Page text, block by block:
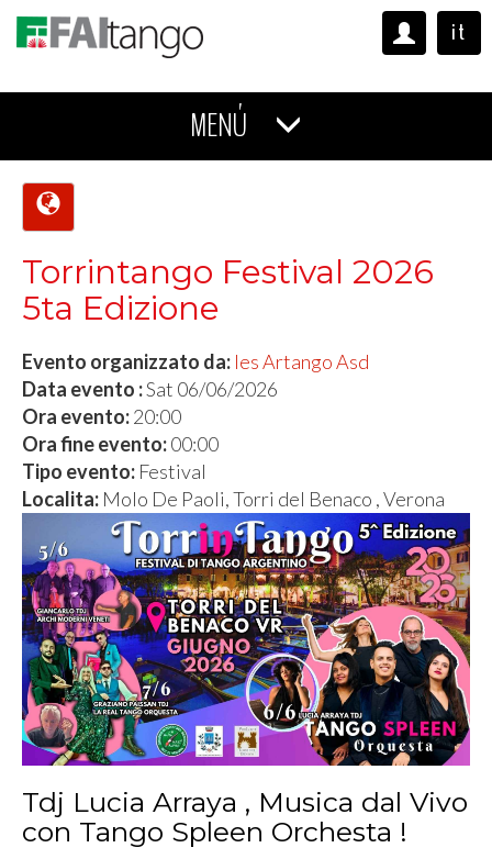
it
MENÚ
Torrintango Festival 2026
5ta Edizione
Evento organizzato da: Ies Artango Asd
Data evento :Sat 06/06/2026
Ora evento:20:00
Ora fine evento:00:00
Tipo evento: Festival
Localita: Molo De Paoli, Torri del Benaco , Verona
Tdj Lucia Arraya , Musica dal Vivo
con Tango Spleen Orchesta !